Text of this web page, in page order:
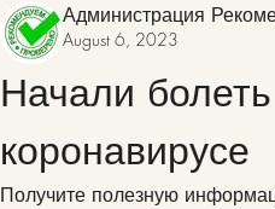
Администрация
August 6, 2023
Начали
коронавирусе
Получите полезную